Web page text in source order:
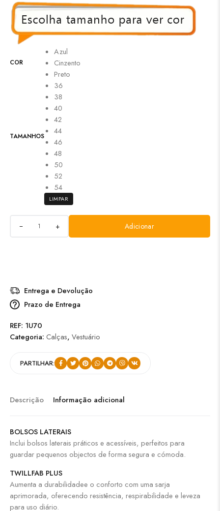
COR
Azul
Cinzento
Preto
TAMANHOS
36
38
40
42
44
46
48
50
52
54
LIMPAR
+ Adicionar
Entrega e Devolução
Prazo de Entrega
REF: 1U70
Categoria: Calças, Vestuário
PARTILHAR:
Descrição Informação adicional
BOLSOS LATERAIS
Inclui bolsos laterais práticos e acessíveis, perfeitos para
guardar pequenos objectos de forma segura e cómoda.
TWILLFAB PLUS
Aumenta a durabilidadee o conforto com uma sarja
aprimorada, oferecendo resistência, respirabilidade e leveza
para uso diário.